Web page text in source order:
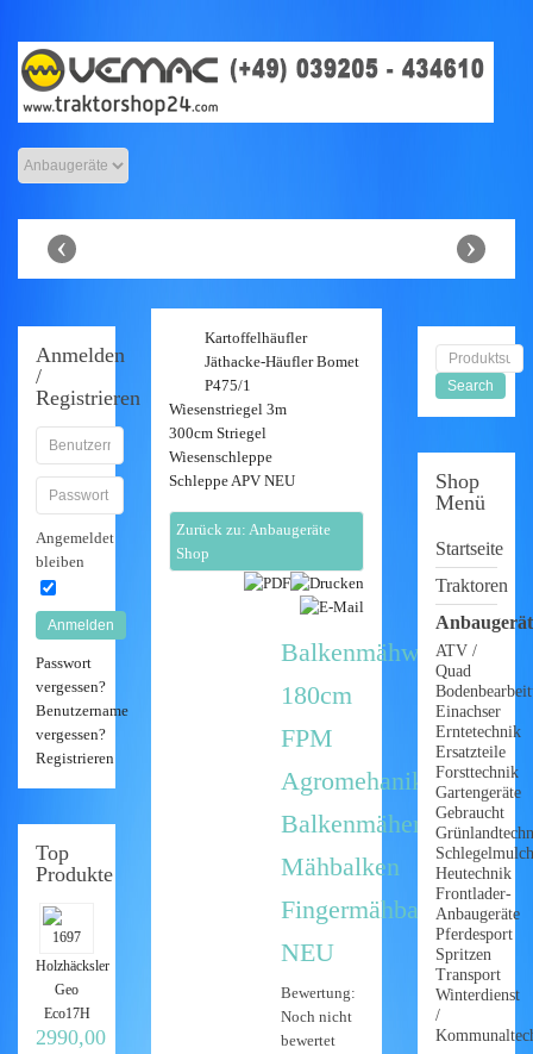
Anhänger Shop
›
‹
Kartoffelhäufler
Jäthacke-Häufler Bomet
P475/1
Wiesenstriegel 3m
300cm Striegel
Wiesenschleppe
Schleppe APV NEU
Zurück zu: Anbaugeräte
Shop
Balkenmähwerk
180cm
FPM
Agromehanika
Balkenmäher
Mähbalken
Fingermähbalken
NEU
Bewertung:
Noch nicht
bewertet
Anmelden
/
Registrieren
Angemeldet
bleiben
Anmelden
Passwort
vergessen?
Benutzername
vergessen?
Registrieren
Top
Produkte
Holzhäcksler
Geo
Eco17H
2990,00
Shop
Menü
Startseite
Traktoren
ATV /
Quad
Einachser
Erntetechnik
Ersatzteile
Forsttechnik
Gartengeräte
Gebraucht
Heutechnik
Frontlader-
Anbaugeräte
Pferdesport
Spritzen
Transport
Winterdienst
/